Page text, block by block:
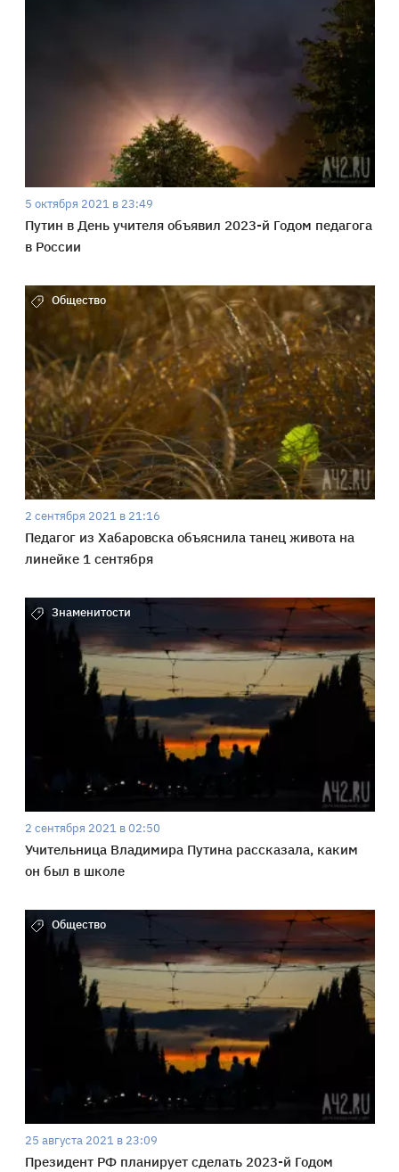
5 октября 2021 в 23:49
Путин в День учителя объявил 2023-й Годом педагога
в России
Общество
2 сентября 2021 в 21:16
Педагог из Хабаровска объяснила танец живота на
линейке 1 сентября
Знаменитости
2 сентября 2021 в 02:50
Учительница Владимира Путина рассказала, каким
он был в школе
Общество
25 августа 2021 в 23:09
Президент РФ планирует сделать 2023-й Годом